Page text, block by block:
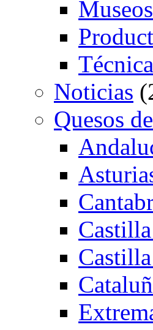
Noticias
Quesos